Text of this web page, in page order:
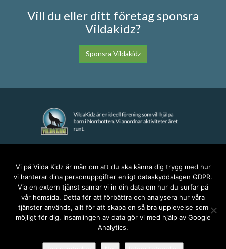
Vill du eller ditt företag sponsra
Vildakidz?
Sponsra Vildakidz
anna@vildakidz.se
076-7755068
Integritetspolicy
SOCIALA MEDIER
Vi på Vilda Kidz är mån om att du ska känna dig trygg med hur
vi hanterar dina personuppgifter enligt dataskyddslagen GDPR.
Via en extern tjänst samlar vi in din data om hur du surfar på
vår hemsida. Detta för att förbättra och analysera hur våra
tjänster används, allt för att skapa en så bra upplevelse som
möjligt för dig. Insamlingen av data gör vi med hjälp av Google
Analytics.